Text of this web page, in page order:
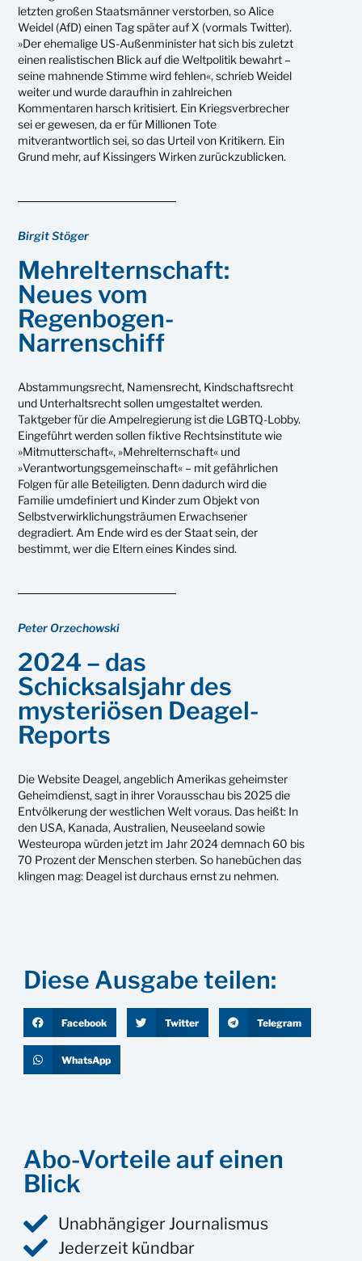
letzten großen Staatsmänner verstorben, so Alice
Weidel (AfD) einen Tag später auf X (vormals Twitter).
»Der ehemalige US-Außenminister hat sich bis zuletzt
einen realistischen Blick auf die Weltpolitik bewahrt –
seine mahnende Stimme wird fehlen«, schrieb Weidel
weiter und wurde daraufhin in zahlreichen
Kommentaren harsch kritisiert. Ein Kriegsverbrecher
sei er gewesen, da er für Millionen Tote
mitverantwortlich sei, so das Urteil von Kritikern. Ein
Grund mehr, auf Kissingers Wirken zurückzublicken.
Birgit Stöger
Mehrelternschaft:
Neues vom
Regenbogen-
Narrenschiff
Abstammungsrecht, Namensrecht, Kindschaftsrecht
und Unterhaltsrecht sollen umgestaltet werden.
Taktgeber für die Ampelregierung ist die LGBTQ-Lobby.
Eingeführt werden sollen fiktive Rechtsinstitute wie
»Mitmutterschaft«, »Mehrelternschaft« und
»Verantwortungsgemeinschaft« – mit gefährlichen
Folgen für alle Beteiligten. Denn dadurch wird die
Familie umdefiniert und Kinder zum Objekt von
Selbstverwirklichungsträumen Erwachsener
degradiert. Am Ende wird es der Staat sein, der
bestimmt, wer die Eltern eines Kindes sind.
Peter Orzechowski
2024 – das
Schicksalsjahr des
mysteriösen Deagel-
Reports
Die Website Deagel, angeblich Amerikas geheimster
Geheimdienst, sagt in ihrer Vorausschau bis 2025 die
Entvölkerung der westlichen Welt voraus. Das heißt: In
den USA, Kanada, Australien, Neuseeland sowie
Westeuropa würden jetzt im Jahr 2024 demnach 60 bis
70 Prozent der Menschen sterben. So hanebüchen das
klingen mag: Deagel ist durchaus ernst zu nehmen.
Diese Ausgabe teilen:
Facebook Twitter Telegram
WhatsApp
Abo-Vorteile auf einen
Blick
Unabhängiger Journalismus
Jederzeit kündbar